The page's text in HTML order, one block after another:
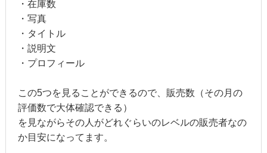
・在庫数
・写真
・タイトル
・説明文
・プロフィール
この5つを見ることができるので、販売数（その月の
評価数で大体確認できる）
を見ながらその人がどれぐらいのレベルの販売者なの
か目安になってます。